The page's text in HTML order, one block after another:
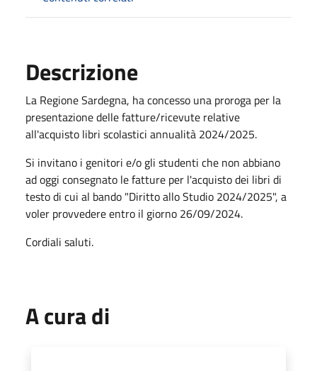
Descrizione
La Regione Sardegna, ha concesso una proroga per la
presentazione delle fatture/ricevute relative
all'acquisto libri scolastici annualità 2024/2025.
Si invitano i genitori e/o gli studenti che non abbiano
ad oggi consegnato le fatture per l'acquisto dei libri di
testo di cui al bando "Diritto allo Studio 2024/2025", a
voler provvedere entro il giorno 26/09/2024.
Cordiali saluti.
A cura di